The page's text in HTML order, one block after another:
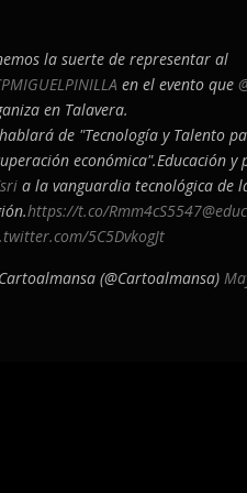
la suerte de representar al
en el evento que
en Talavera.
de "Tecnología y Talento
económica".Educación y
a la vanguardia tecnológica de
https://t.co/Rmm4cS5547
5C5DvkogJt
(@Cartoalmansa)